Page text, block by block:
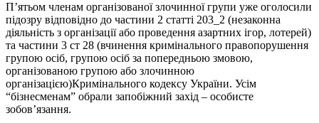
П’ятьом членам організованої злочинної групи уже оголосили
підозру відповідно до частини 2 статті 203_2 (незаконна
діяльність з організації або проведення азартних ігор, лотерей)
та частини 3 ст 28 (вчинення кримінального правопорушення
групою осіб, групою осіб за попередньою змовою,
організованою групою або злочинною
організацією)Кримінального кодексу України. Усім
“бізнесменам” обрали запобіжний захід – особисте
зобов’язання.